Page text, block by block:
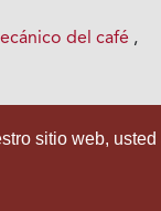
del café ,
sitio web,